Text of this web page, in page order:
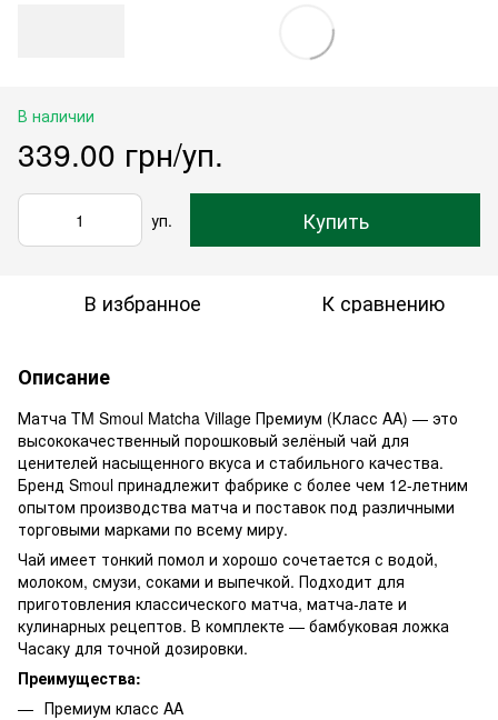
В наличии
339.00 грн/уп.
уп. Купить
В избранное К сравнению
Описание
Матча TM Smoul Matcha Village Премиум (Класс AA) — это
высококачественный порошковый зелёный чай для
ценителей насыщенного вкуса и стабильного качества.
Бренд Smoul принадлежит фабрике с более чем 12-летним
опытом производства матча и поставок под различными
торговыми марками по всему миру.
Чай имеет тонкий помол и хорошо сочетается с водой,
молоком, смузи, соками и выпечкой. Подходит для
приготовления классического матча, матча-лате и
кулинарных рецептов. В комплекте — бамбуковая ложка
Часаку для точной дозировки.
Преимущества:
Премиум класс AA